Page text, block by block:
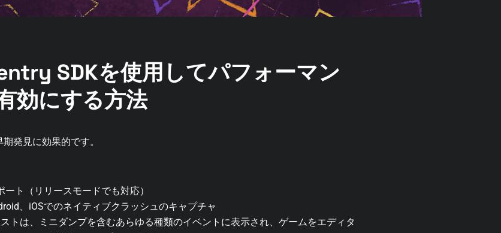
SDKを使用してパフォーマン
効にする方法
発見に効果的です。
ト（リリースモードでも対応）
、iOSでのネイティブクラッシュのキャプチャ
トは、ミニダンプを含むあらゆる種類のイベントに表示され、ゲームをエディタ